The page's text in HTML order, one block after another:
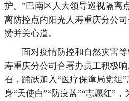
护。”巴南区人大领导巡视隔离
离防控点的阳光人寿重庆分公
赞并关心道。
面对疫情防控和自然灾害等
寿重庆分公司合署办员工积极
召，踊跃加入“医疗保障局党组
身“天使白”“防疫蓝”“志愿红”